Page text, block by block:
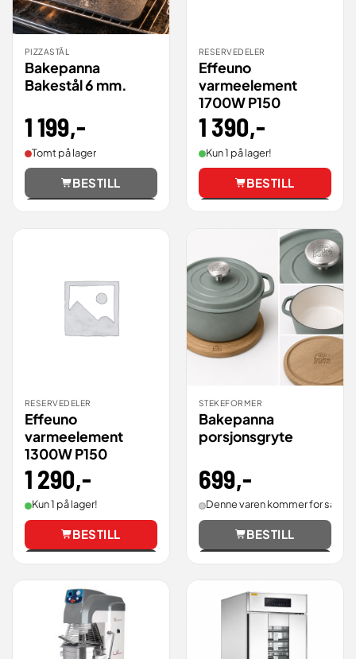
PIZZASTÅL
Bakepanna
Bakestål 6 mm.
1 199,-
Tomt på lager
BESTILL
RESERVEDELER
Effeuno
varmeelement
1700W P150
1 390,-
Kun 1 på lager!
BESTILL
RESERVEDELER
Effeuno
varmeelement
1300W P150
1 290,-
Kun 1 på lager!
BESTILL
STEKEFORMER
Bakepanna
porsjonsgryte
699,-
Denne varen kommer for salg.
BESTILL